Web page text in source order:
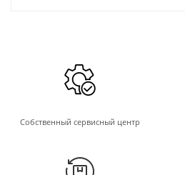
Собственный сервисный центр